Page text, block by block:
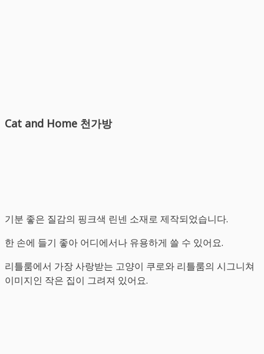
Cat and Home 천가방
기분 좋은 질감의 핑크색 린넨 소재로 제작되었습니다.
한 손에 들기 좋아 어디에서나 유용하게 쓸 수 있어요.
리틀룸에서 가장 사랑받는 고양이 쿠로와 리틀룸의 시그니쳐
이미지인 작은 집이 그려져 있어요.